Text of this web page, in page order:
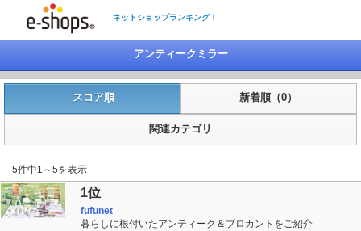
ネットショップランキング！
アンティークミラー
スコア順 新着順（0）
関連カテゴリ
5件中1～5を表示
1位
fufunet
暮らしに根付いたアンティーク＆ブロカントをご紹介